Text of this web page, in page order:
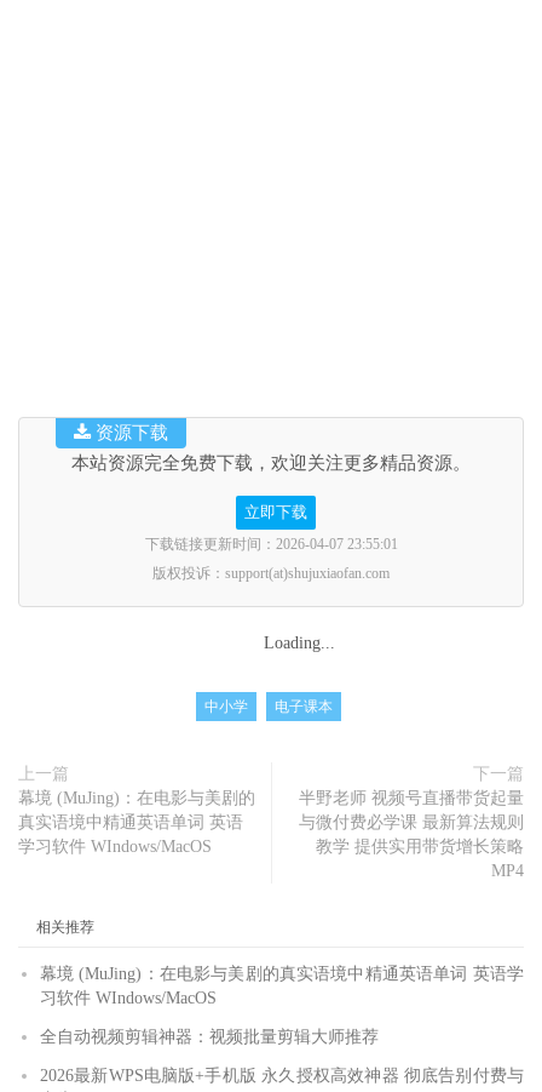
本站资源完全免费下载，欢迎关注更多精品资源。
立即下载
下载链接更新时间：2026-04-07 23:55:01
版权投诉：support(at)shujuxiaofan.com
资源下载
Loading...
中小学 电子课本
上一篇
幕境 (MuJing)：在电影与美剧的
真实语境中精通英语单词 英语
学习软件 WIndows/MacOS
下一篇
半野老师 视频号直播带货起量
与微付费必学课 最新算法规则
教学 提供实用带货增长策略
MP4
相关推荐
幕境 (MuJing)：在电影与美剧的真实语境中精通英语单词 英语学
习软件 WIndows/MacOS
全自动视频剪辑神器：视频批量剪辑大师推荐
2026最新WPS电脑版+手机版 永久授权高效神器 彻底告别付费与